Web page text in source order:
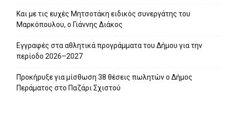
Και με τις ευχές Μητσοτάκη ειδικός συνεργάτης του
Μαρκόπουλου, ο Γιάννης Διάκος
Εγγραφές στα αθλητικά προγράμματα του Δήμου για την
περίοδο 2026–2027
Προκήρυξε για μίσθωση 38 θέσεις πωλητών ο Δήμος
Περάματος στο Παζάρι Σχιστού